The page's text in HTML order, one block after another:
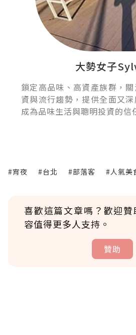
大勢女子
鎖定高品味、高資產族群，
資與流行趨勢，提供全面又
成為品味生活與聰明投資的信
#宵夜 #台北 #部落客 #人氣美
喜歡這篇文章嗎？歡迎
容值得更多人支持。
贊助